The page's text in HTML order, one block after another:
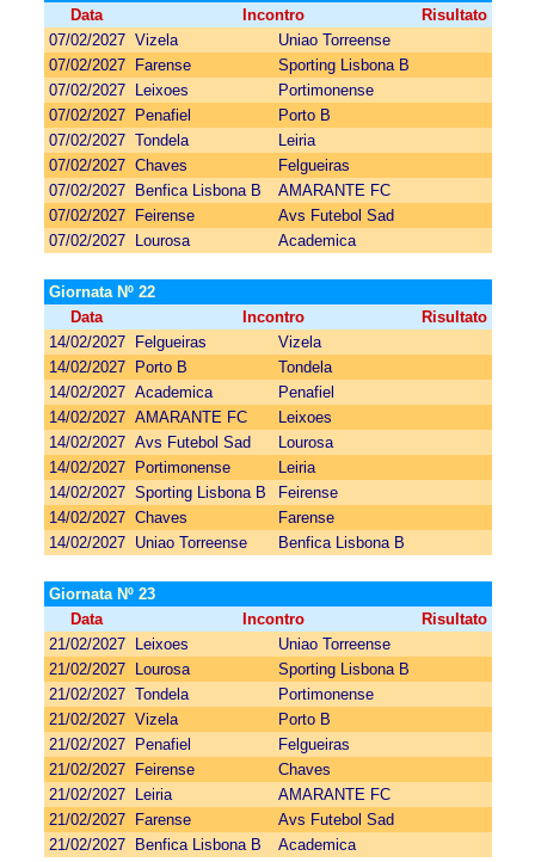
Data
Incontro
Risultato
07/02/2027 Vizela
Uniao Torreense
07/02/2027
Farense
Sporting Lisbona B
07/02/2027
Leixoes
Portimonense
07/02/2027
Penafiel
Porto B
07/02/2027 Tondela
Leiria
07/02/2027 Chaves
Felgueiras
07/02/2027
Benfica Lisbona B
AMARANTE FC
07/02/2027
Feirense
Avs Futebol Sad
07/02/2027
Lourosa Academica
Giornata Nº 22
Data
Incontro
Risultato
14/02/2027
Felgueiras
Vizela
14/02/2027
Porto B
Tondela
14/02/2027 Academica
Penafiel
14/02/2027 AMARANTE FC
Leixoes
14/02/2027 Avs Futebol Sad
Lourosa
14/02/2027
Portimonense
Leiria
14/02/2027 Sporting Lisbona B
Feirense
14/02/2027 Chaves
Farense
14/02/2027
Uniao Torreense Benfica Lisbona B
Giornata Nº 23
Data
Incontro
Risultato
21/02/2027
Leixoes
Uniao Torreense
21/02/2027
Lourosa
Sporting Lisbona B
21/02/2027 Tondela
Portimonense
21/02/2027 Vizela
Porto B
21/02/2027
Penafiel
Felgueiras
21/02/2027
Feirense
Chaves
21/02/2027
Leiria
AMARANTE FC
21/02/2027
Farense
Avs Futebol Sad
21/02/2027
Benfica Lisbona B Academica